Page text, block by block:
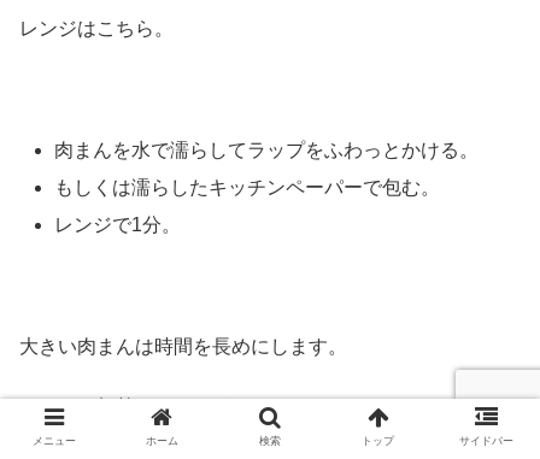
レンジはこちら。
肉まんを水で濡らしてラップをふわっとかける。
もしくは濡らしたキッチンペーパーで包む。
レンジで1分。
大きい肉まんは時間を長めにします。
レンジは加熱ムラなどがあるので
メニュー ホーム 検索 トップ サイドバー